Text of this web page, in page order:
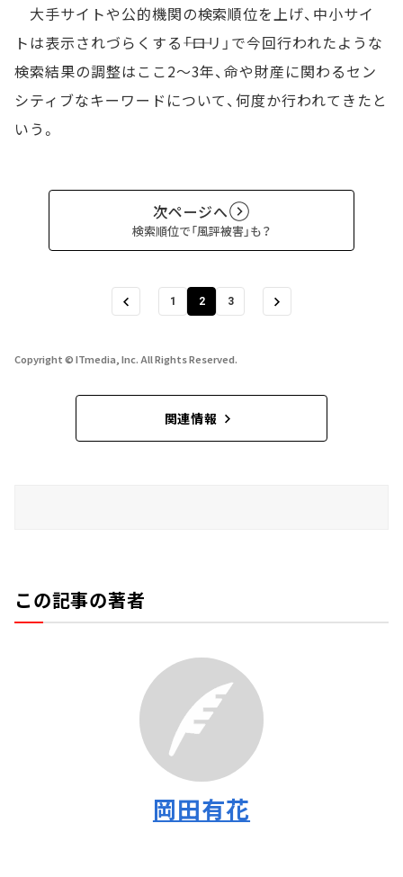
大手サイトや公的機関の検索順位を上げ、中小サイ
トは表示されづらくする――「ロリ」で今回行われたような
検索結果の調整はここ2～3年、命や財産に関わるセン
シティブなキーワードについて、何度か行われてきたと
いう。
次ページへ
検索順位で「風評被害」も？
1 2 3
Copyright © ITmedia, Inc. All Rights Reserved.
関連情報
この記事の著者
岡田有花